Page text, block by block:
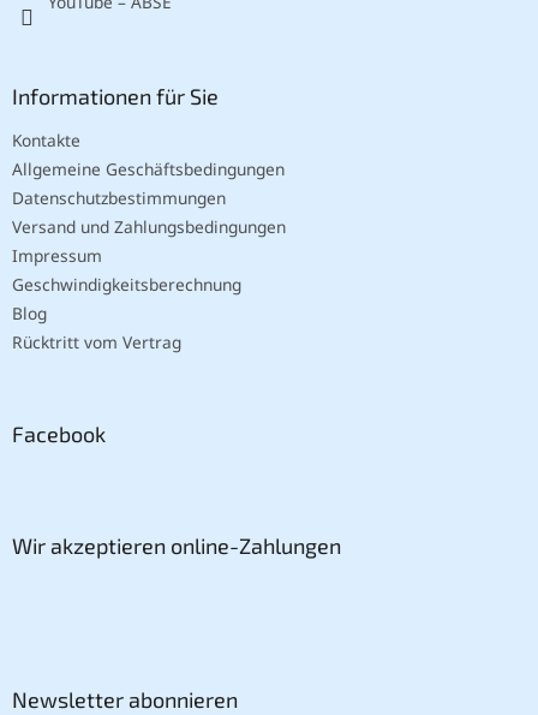
Informationen für Sie
Kontakte
Allgemeine Geschäftsbedingungen
Datenschutzbestimmungen
Versand und Zahlungsbedingungen
Impressum
Geschwindigkeitsberechnung
Blog
Rücktritt vom Vertrag
Facebook
Wir akzeptieren online-Zahlungen
Newsletter abonnieren